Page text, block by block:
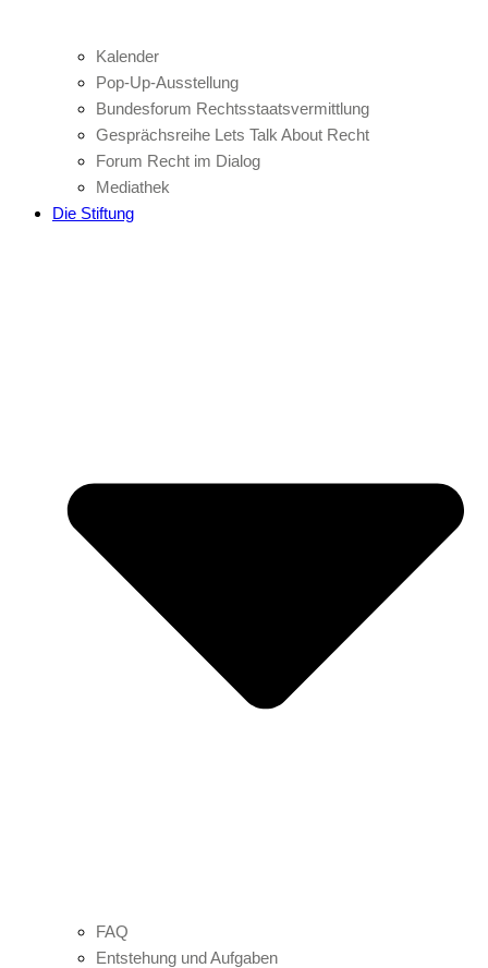
Kalender
Pop-Up-Ausstellung
Bundesforum Rechtsstaatsvermittlung
Gesprächsreihe Lets Talk About Recht
Forum Recht im Dialog
Mediathek
Die Stiftung
FAQ
Entstehung und Aufgaben